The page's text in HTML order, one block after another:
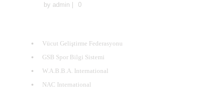
by admin 0
Vücut Geliştirme Federasyonu
GSB Spor Bilgi Sistemi
W.A.B.B.A. International
NAC International